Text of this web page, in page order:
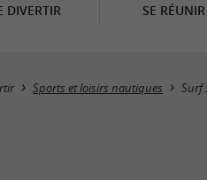
DIVERTIR SE RÉUNIR
Sports et loisirs nautiques Surf